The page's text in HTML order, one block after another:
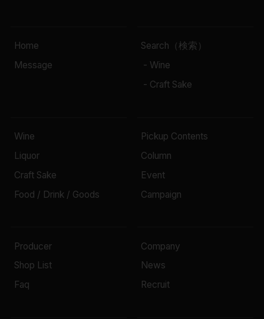
Home
Message
Search（検索）
- Wine
- Craft Sake
Wine
Liquor
Craft Sake
Food / Drink / Goods
Pickup Contents
Column
Event
Campaign
Producer
Shop List
Faq
Company
News
Recruit